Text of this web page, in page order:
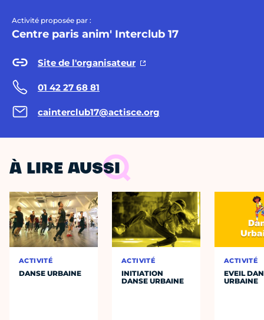
Activité proposée par :
Centre paris anim' Interclub 17
Site de l'organisateur
01 42 27 68 81
cainterclub17@actisce.org
À LIRE AUSSI
ACTIVITÉ
DANSE URBAINE
ACTIVITÉ
INITIATION
DANSE URBAINE
ACTIVITÉ
EVEIL
URBAINE